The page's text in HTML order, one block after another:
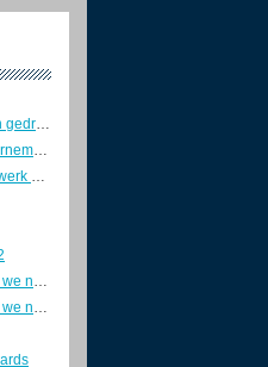
Grafimedia cao 2026-2027 beschikbaar in gedrukte vorm
KVK lanceert Noodsituatiescan voor ondernemers
De kracht van papier: waarom fysiek drukwerk nog altijd onmisbaar is
Waar we vandaan komen, inspireert waar we naartoe gaan
Waar we vandaan komen, inspireert waar we naartoe gaan